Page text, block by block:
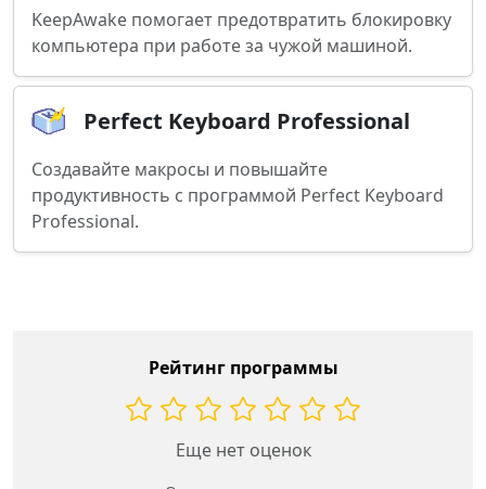
KeepAwake помогает предотвратить блокировку
компьютера при работе за чужой машиной.
Perfect Keyboard Professional
Создавайте макросы и повышайте
продуктивность с программой Perfect Keyboard
Professional.
Рейтинг программы
Еще нет оценок